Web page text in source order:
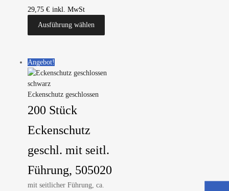
29,75 €
Ausführung wählen
Angebot!
Eckenschutz geschlossen
200 Stück
Eckenschutz
geschl. mit seitl.
Führung, 505020
mit seitlicher Führung, ca.